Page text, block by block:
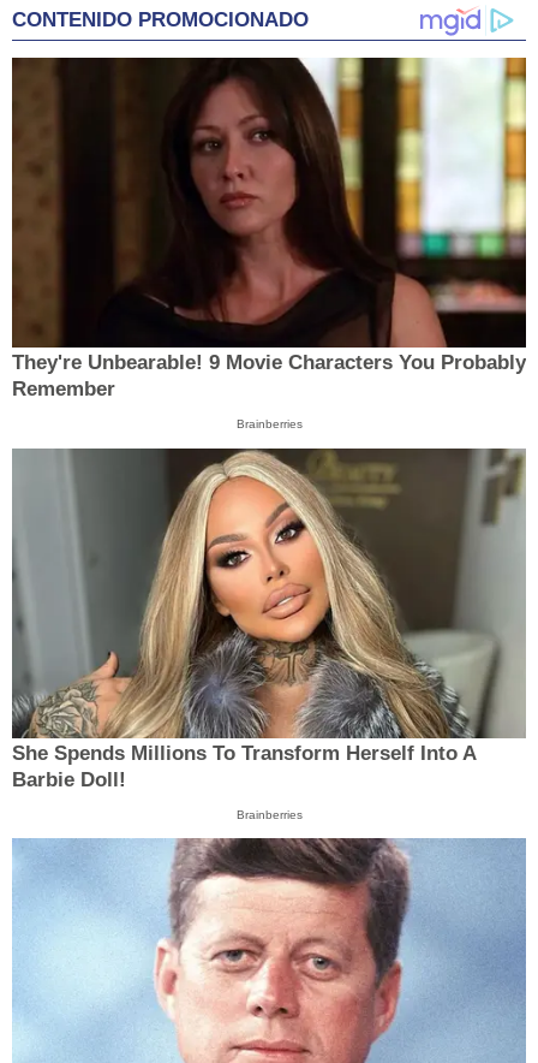
CONTENIDO PROMOCIONADO
They're Unbearable! 9 Movie Characters You Probably
Remember
Brainberries
She Spends Millions To Transform Herself Into A
Barbie Doll!
Brainberries